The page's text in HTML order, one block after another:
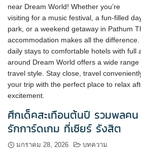
near Dream World! Whether you’re
visiting for a music festival, a fun-filled
park, or a weekend getaway in Pathum
accommodation makes all the
daily stays to comfortable hotels with full
around Dream World offers a wide
travel style. Stay close, travel
your trip with the perfect place to relax
excitement.
ศึกเด็คสะเทือนต้นปี รวมพลคน
รักการ์ดเกม ที่เซียร์ รังสิต
มกราคม 28, 2026 บทความ